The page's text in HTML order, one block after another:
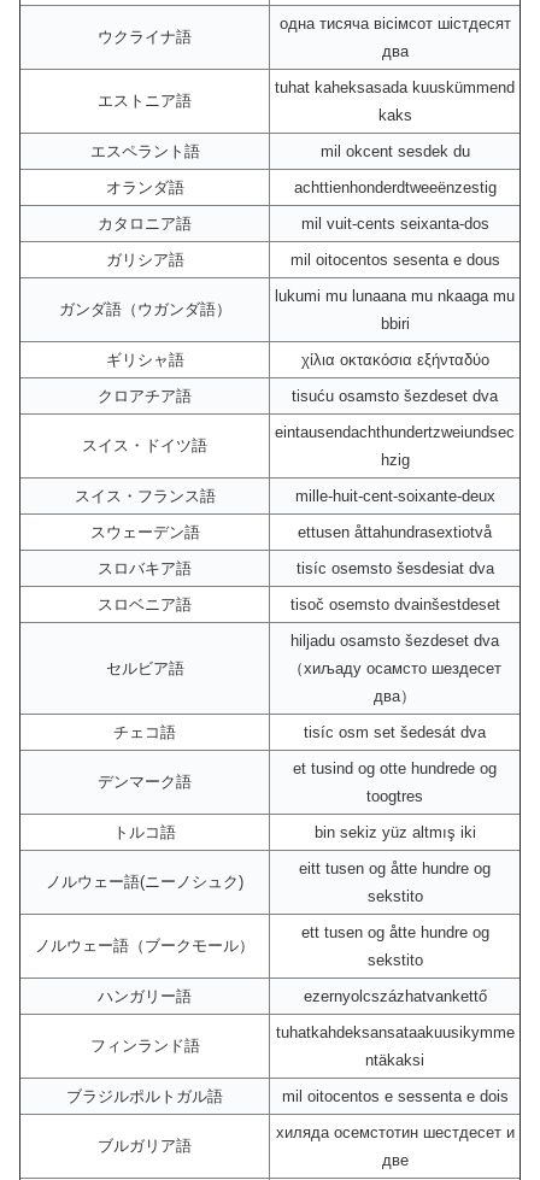
ウクライナ語
одна тисяча вісімсот шістдесят
два
エストニア語
tuhat kaheksasada kuuskümmend
kaks
エスペラント語
mil okcent sesdek du
オランダ語
achttienhonderdtweeënzestig
カタロニア語
mil vuit-cents seixanta-dos
ガリシア語
mil oitocentos sesenta e dous
ガンダ語（ウガンダ語）
lukumi mu lunaana mu nkaaga mu
bbiri
ギリシャ語
χίλια οκτακόσια εξήνταδύο
クロアチア語
tisuću osamsto šezdeset dva
スイス・ドイツ語
eintausendachthundertzweiundsec
hzig
スイス・フランス語
mille-huit-cent-soixante-deux
スウェーデン語
ettusen åttahundrasextiotvå
スロバキア語
tisíc osemsto šesdesiat dva
スロベニア語
tisoč osemsto dvainšestdeset
セルビア語
hiljadu osamsto šezdeset dva
（хиљаду осамсто шездесет
два）
チェコ語
tisíc osm set šedesát dva
デンマーク語
et tusind og otte hundrede og
toogtres
トルコ語
bin sekiz yüz altmış iki
ノルウェー語(ニーノシュク)
eitt tusen og åtte hundre og
sekstito
ノルウェー語（ブークモール）
ett tusen og åtte hundre og
sekstito
ハンガリー語
ezernyolcszázhatvankettő
フィンランド語
tuhatkahdeksansataakuusikymme
ntäkaksi
ブラジルポルトガル語
mil oitocentos e sessenta e dois
ブルガリア語
хиляда осемстотин шестдесет и
две